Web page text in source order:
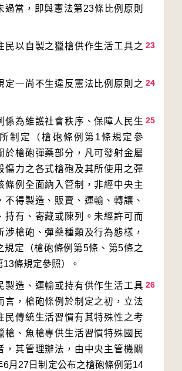
過當，即與憲法第23條比例原則
23
民以自製之獵槍供作生活工具之
24
定一尚不生違反憲法比例原則之
25
為維護社會秩序、保障人民生
制定（槍砲條例第1條規定參
於槍砲彈藥部分，凡可發射金屬
傷力之各式槍砲及其所使用之彈
條例全面納入管制，非經中央主
不得製造、販賣、運輸、轉讓、
持有、寄藏或陳列。未經許可而
涉槍砲、彈藥種類及行為態樣，
規定（槍砲條例第5條、第5條之
26
造、運輸或持有供作生活工具
言，槍砲條例於制定之初，立法
民傳統生活習慣有其特殊性之考
槍、魚槍專供生活習慣特殊國民
，其管理辦法，由中央主管機關
6月27日制定公布之槍砲條例第14